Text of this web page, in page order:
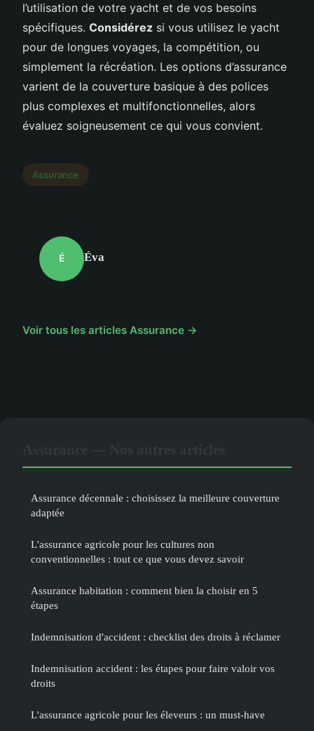
l’utilisation de votre yacht et de vos besoins
spécifiques. Considérez si vous utilisez le yacht
pour de longues voyages, la compétition, ou
simplement la récréation. Les options d’assurance
varient de la couverture basique à des polices
plus complexes et multifonctionnelles, alors
évaluez soigneusement ce qui vous convient.
Assurance
É Éva
Voir tous les articles Assurance →
Assurance décennale : choisissez la meilleure couverture
adaptée
L'assurance agricole pour les cultures non
conventionnelles : tout ce que vous devez savoir
Assurance habitation : comment bien la choisir en 5
étapes
Indemnisation d'accident : checklist des droits à réclamer
Indemnisation accident : les étapes pour faire valoir vos
droits
L'assurance agricole pour les éleveurs : un must-have